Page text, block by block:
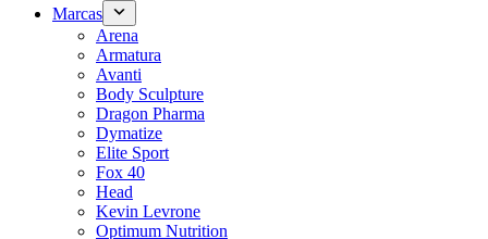
Marcas
Arena
Armatura
Avanti
Body Sculpture
Dragon Pharma
Dymatize
Elite Sport
Fox 40
Head
Kevin Levrone
Optimum Nutrition